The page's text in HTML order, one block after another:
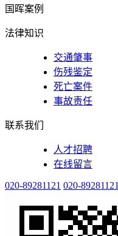
国晖案例
法律知识
交通肇事
伤残鉴定
死亡案件
事故责任
联系我们
人才招聘
在线留言
020-89281121 020-89281121